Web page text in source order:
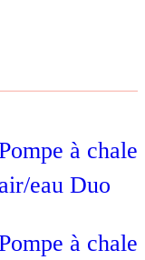
à
air/eau Duo
à